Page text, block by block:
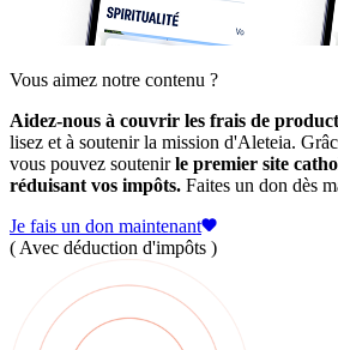
Vous aimez notre contenu ?
Aidez-nous à couvrir les frais de
lisez et à soutenir la mission d'Aleteia.
vous pouvez soutenirle premier site
réduisant vos impôts. Faites un don dès
Je fais un don maintenant
( Avec déduction d'impôts )